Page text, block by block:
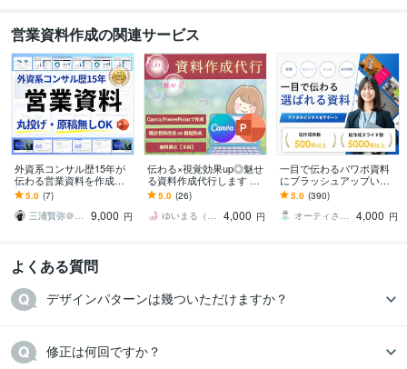
学歴
対人理解を深めるための永遠の学び舎 2000年3月 ~ 現在
営業資料作成の関連サービス
外資系コンサル歴15年が
伝わる営業資料を作成し
ます 【丸投げ・原稿無し
OK】無料相談・高品質デ
ザイン・短納期
5.0 (7)
三浦賢弥＠経営コンサルタント
9,000 円
伝わる×視覚効果up◎魅せ
る資料作成代行します 時
短＆高品質！パワポ・Can
va資料でビジネス加速◎
5.0 (26)
ゆいまる（Canva★デザイナー）
4,000 円
一目で伝わるパワポ資料
にブラッシュアップいた
します 【累計5000スライ
ド超】あなたの提案が刺
さる資料作成
5.0 (390)
オーティさん｜OT3 Creative
4,000 円
よくある質問
デザインパターンは幾ついただけますか？
修正は何回ですか？